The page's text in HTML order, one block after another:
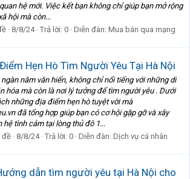
hệ mới. Việc kết bạn không chỉ giúp bạn mở rộng
hội mà còn...
8/8/24 Trả lời: 0 Diễn đàn: Mua bán qua mạng
Hẹn Hò Tìm Người Yêu Tại Hà Nội
năm văn hiến, không chỉ nổi tiếng với những di
hóa mà còn là nơi lý tưởng để tìm người yêu . Dưới
những địa điểm hẹn hò tuyệt vời mà
đã tổng hợp giúp bạn có cơ hội gặp gỡ và xây
hệ tình cảm tại lòng thủ đô 1...
đề 8/8/24 Trả lời: 0 Diễn đàn: Dịch vụ cá nhân
dẫn tìm người yêu tại Hà Nội cho